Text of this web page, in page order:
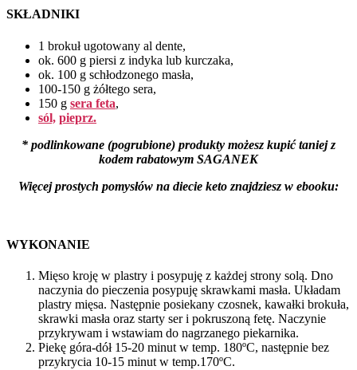
SKŁADNIKI
1 brokuł ugotowany al dente,
ok. 600 g piersi z indyka lub kurczaka,
ok. 100 g schłodzonego masła,
100-150 g żółtego sera,
150 g sera feta,
sól, pieprz.
* podlinkowane (pogrubione) produkty możesz kupić taniej z
kodem rabatowym SAGANEK
Więcej prostych pomysłów na diecie keto znajdziesz w ebooku:
WYKONANIE
Mięso kroję w plastry i posypuję z każdej strony solą. Dno
naczynia do pieczenia posypuję skrawkami masła. Układam
plastry mięsa. Następnie posiekany czosnek, kawałki brokuła,
skrawki masła oraz starty ser i pokruszoną fetę. Naczynie
przykrywam i wstawiam do nagrzanego piekarnika.
Piekę góra-dół 15-20 minut w temp. 180ºC, następnie bez
przykrycia 10-15 minut w temp.170ºC.